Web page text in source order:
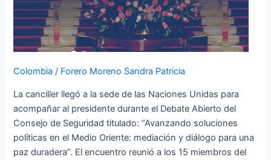
Colombia / Forero Moreno Sandra Patricia
La canciller llegó a la sede de las Naciones Unidas para
acompañar al presidente durante el Debate Abierto del
Consejo de Seguridad titulado: “Avanzando soluciones
políticas en el Medio Oriente: mediación y diálogo para una
paz duradera”. El encuentro reunió a los 15 miembros del
colombiano:
La
agenda
de
canciller
en
Nueva
York